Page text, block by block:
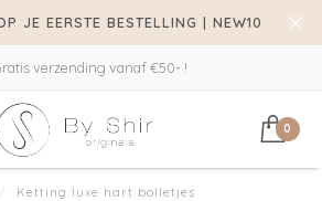
JE EERSTE BESTELLING | NEW10
verzending vanaf €50- !
0
/ Ketting luxe hart bolletjes